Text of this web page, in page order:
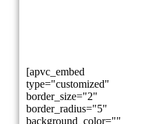
[apvc_embed
type="customized"
border_size="2"
border_radius="5"
background_color=""